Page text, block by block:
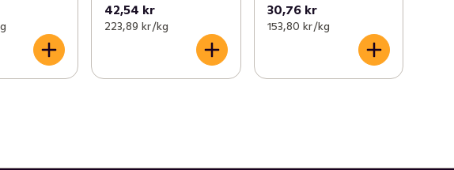
42,54 kr
223,89 kr /kg
30,76 kr
153,80 kr /kg